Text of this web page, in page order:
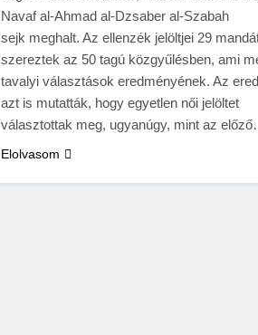
Navaf al-Ahmad al-Dzsaber al-Szabah
sejk meghalt. Az ellenzék jelöltjei 29
szereztek az 50 tagú közgyűlésben, ami
tavalyi választások eredményének. Az
azt is mutatták, hogy egyetlen női jelöltet
választottak meg, ugyanúgy, mint az
Elolvasom